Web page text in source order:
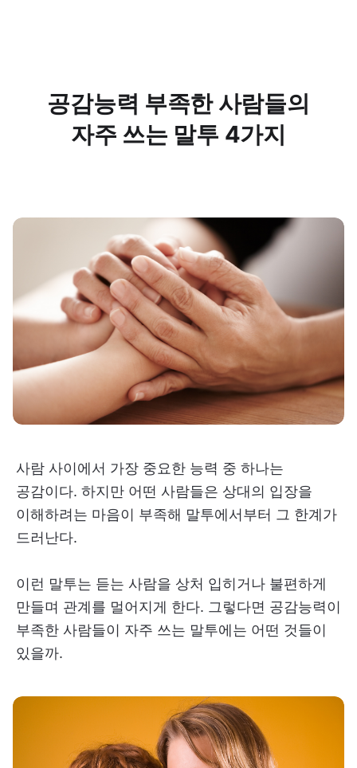
공감능력 부족한 사람들의
자주 쓰는 말투 4가지
사람 사이에서 가장 중요한 능력 중 하나는
공감이다. 하지만 어떤 사람들은 상대의 입장을
이해하려는 마음이 부족해 말투에서부터 그 한계가
드러난다.
이런 말투는 듣는 사람을 상처 입히거나 불편하게
만들며 관계를 멀어지게 한다. 그렇다면 공감능력이
부족한 사람들이 자주 쓰는 말투에는 어떤 것들이
있을까.